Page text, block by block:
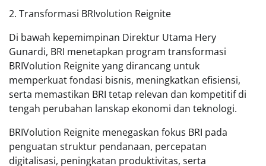
2. Transformasi BRIvolution Reignite
Di bawah kepemimpinan Direktur Utama Hery
Gunardi, BRI menetapkan program transformasi
BRIVolution Reignite yang dirancang untuk
memperkuat fondasi bisnis, meningkatkan efisiensi,
serta memastikan BRI tetap relevan dan kompetitif di
tengah perubahan lanskap ekonomi dan teknologi.
BRIVolution Reignite menegaskan fokus BRI pada
penguatan struktur pendanaan, percepatan
digitalisasi, peningkatan produktivitas, serta